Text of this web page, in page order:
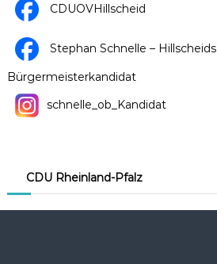
a
t
i
o
CDUOVHillscheid
Stephan Schnelle – Hillscheids
Bürgermeisterkandidat
schnelle_ob_Kandidat
CDU Rheinland-Pfalz